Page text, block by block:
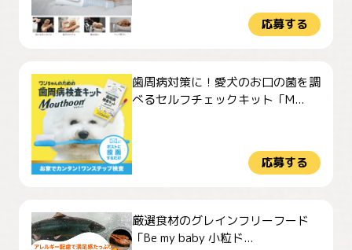
応募する
歯周病対策に！愛犬のお口の菌を調
べるセルフチェックキット「M...
応募する
厳選食材のグレインフリーフード
「Be my baby 小粒ド...